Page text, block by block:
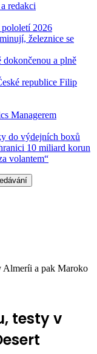
redakci
2026
železnice se
a plně
republice Filip
Managerem
do výdejních boxů
10 miliard korun
volantem“
Almeríi a pak Maroko
testy v